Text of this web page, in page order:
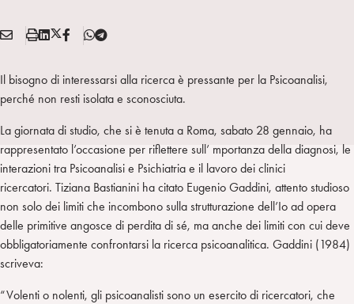
Condividi:
E
A
L
S
m
a
L
d
i
n
X
t
t
e
r
F
T
e
r
a
m
Il bisogno di interessarsi alla ricerca è pressante per la Psicoanalisi,
perché non resti isolata e sconosciuta.
La giornata di studio, che si è tenuta a Roma, sabato 28 gennaio, ha
rappresentato l’occasione per riflettere sull’ mportanza della diagnosi, le
interazioni tra Psicoanalisi e Psichiatria e il lavoro dei clinici
ricercatori. Tiziana Bastianini ha citato Eugenio Gaddini, attento studioso
non solo dei limiti che incombono sulla strutturazione dell’Io ad opera
delle primitive angosce di perdita di sé, ma anche dei limiti con cui deve
obbligatoriamente confrontarsi la ricerca psicoanalitica. Gaddini (1984)
scriveva:
“Volenti o nolenti, gli psicoanalisti sono un esercito di ricercatori, che